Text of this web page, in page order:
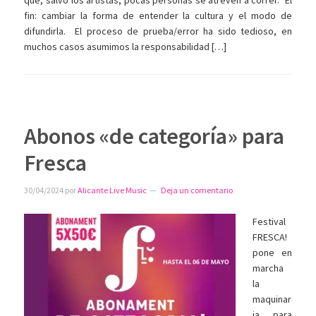
fin: cambiar la forma de entender la cultura y el modo de
difundirla. El proceso de prueba/error ha sido tedioso, en
muchos casos asumimos la responsabilidad […]
Abonos «de categoría» para
Fresca
30/04/2024 porAlicante Live Music Deja un comentario
Festival
FRESCA!
pone en
marcha
la
maquinar